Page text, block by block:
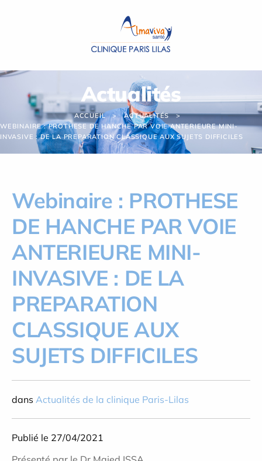
Actualités
ACCUEIL
ACTUALITÉS
WEBINAIRE : PROTHESE DE HANCHE PAR VOIE ANTERIEURE MINI-
INVASIVE : DE LA PREPARATION CLASSIQUE AUX SUJETS DIFFICILES
Webinaire : PROTHESE
DE HANCHE PAR VOIE
ANTERIEURE MINI-
INVASIVE : DE LA
PREPARATION
CLASSIQUE AUX
SUJETS DIFFICILES
dans Actualités de la clinique Paris-Lilas
Publié le 27/04/2021